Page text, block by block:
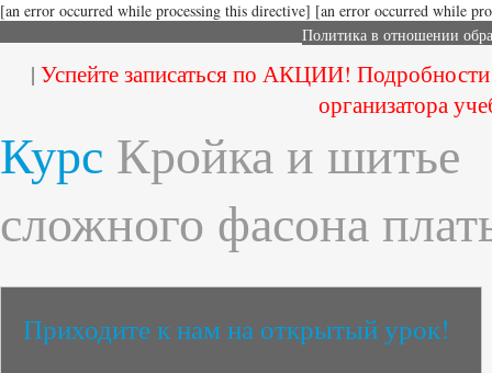
[an error occurred while processing this directive] [an error occurred while
Политика в отношении
| Успейте записаться по АКЦИИ!
организатора
Курс Кройка и шитье
сложного фасона
Приходите к нам на открытый урок!